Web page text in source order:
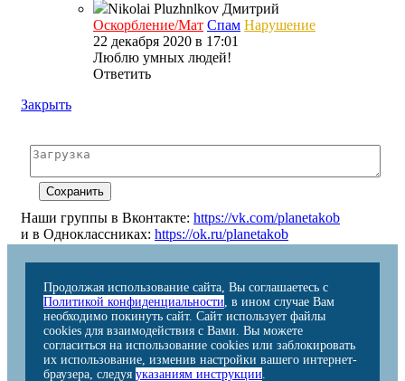
Nikolai Pluzhnlkov Дмитрий
Оскорбление/Мат Спам Нарушение
22 декабря 2020 в 17:01
Люблю умных людей!
Ответить
Закрыть
Наши группы в Вконтакте: https://vk.com/planetakob
и в Одноклассниках: https://ok.ru/planetakob
Продолжая использование сайта, Вы соглашаетесь с
Политикой конфиденциальности, в ином случае Вам
необходимо покинуть сайт. Сайт использует файлы
cookies для взаимодействия с Вами. Вы можете
согласиться на использование cookies или заблокировать
их использование, изменив настройки вашего интернет-
браузера, следуя указаниям инструкции.